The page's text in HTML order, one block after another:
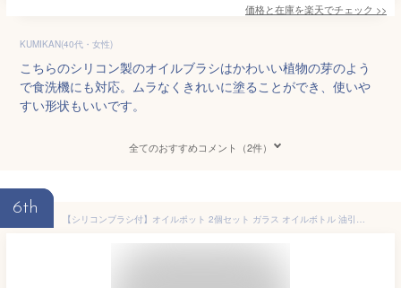
価格と在庫を楽天でチェック >>
KUMIKAN(40代・女性)
こちらのシリコン製のオイルブラシはかわいい植物の芽のよう
で食洗機にも対応。ムラなくきれいに塗ることができ、使いや
すい形状もいいです。
全てのおすすめコメント（2件）
6th
【シリコンブラシ付】オイルポット 2個セット ガラス オイルボトル 油引き 母の日 油 小さい 液だれしない ミニオイルポット ミニ 同サイズ2個 送料無料 おしゃれ 便利 キッチン プレゼント バーベキュー BBQ ホットプレート たこ焼き タコパ 小分け ドレッシング